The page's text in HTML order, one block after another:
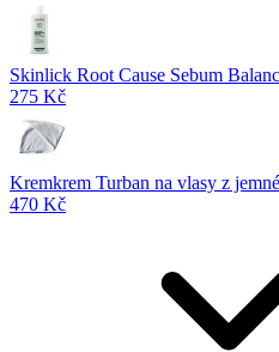
Skinlick Root Cause Sebum
275 Kč
Kremkrem Turban na vlasy z
470 Kč